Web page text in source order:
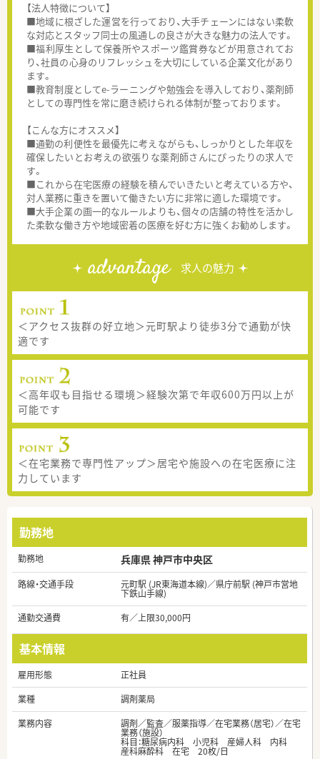
【法人特徴について】
■地域に根ざした運営を行っており、大手チェーンにはない柔軟
な対応とスタッフ同士の風通しの良さが大きな魅力の法人です。
■福利厚生として保養所やスポーツ鑑賞券などが用意されてお
り、社員の心身のリフレッシュを大切にしている企業文化があり
ます。
■教育制度としてe-ラーニングや勉強会を導入しており、薬剤師
としての専門性を常に磨き続けられる体制が整っております。
【こんな方にオススメ】
■通勤の利便性を最優先に考えながらも、しっかりとした年収を
確保したいとお考えの欲張りな薬剤師さんにぴったりの求人で
す。
■これから在宅医療の経験を積んでいきたいと考えている方や、
対人業務に重きを置いて働きたい方に非常に適した環境です。
■大手企業の画一的なルールよりも、個々の店舗の特性を活かし
た柔軟な働き方や地域密着の医療を好む方に強くお勧めします。
advantage 求人の魅力
＜アクセス抜群の好立地＞元町駅より徒歩3分で通勤が快
適です
＜高年収も目指せる環境＞経験次第で年収600万円以上が
可能です
＜在宅業務で専門性アップ＞居宅や施設への在宅医療に注
力しています
勤務地
勤務地 兵庫県 神戸市中央区
路線・交通手段 元町駅 (JR東海道本線)／県庁前駅 (神戸市営地
下鉄山手線)
通勤交通費
有／上限30,000円
基本情報
雇用形態
正社員
業種
調剤薬局
業務内容
調剤／監査／服薬指導／在宅業務（居宅）／在宅
業務（施設）
科目：糖尿病内科 小児科 産婦人科 内科
産科麻酔科 在宅 20枚/日